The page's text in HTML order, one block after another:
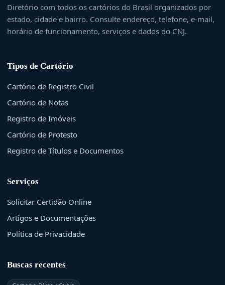
Diretório com todos os cartórios do Brasil organizados por
estado, cidade e bairro. Consulte endereço, telefone, e-mail,
horário de funcionamento, serviços e dados do CNJ.
Tipos de Cartório
Cartório de Registro Civil
Cartório de Notas
Registro de Imóveis
Cartório de Protesto
Registro de Títulos e Documentos
Serviços
Solicitar Certidão Online
Artigos e Documentações
Política de Privacidade
Buscas recentes